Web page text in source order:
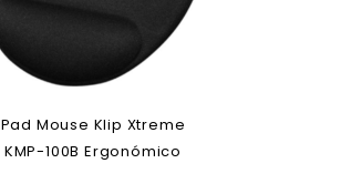
Pad Mouse Klip Xtreme
KMP-100B Ergonómico